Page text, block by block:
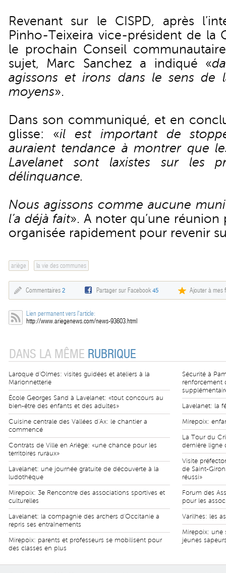
Revenant sur le CISPD, après
Pinho-Teixeira vice-président de la
le prochain Conseil
sujet, Marc Sanchez a indiqué «
agissons et irons dans le sens de
moyens».
Dans son communiqué, et en
glisse: «il est important de
auraient tendance à montrer que
Lavelanet sont laxistes sur les
délinquance.
Nous agissons comme aucune
l’a déjà fait». A noter qu’une
organisée rapidement pour revenir
ariège la vie des communes
Commentaires 2 Partager sur Facebook45 Ajouter à mes
Lien permanent vers l'article:
http://www.ariegenews.com/news-93603.html
DANS LA MÊME RUBRIQUE
Laroque d'Olmes: visites guidées et ateliers à la
Marionnetterie
École Georges Sand à Lavelanet: «tout concours au
bien-être des enfants et des adultes»
Cuisine centrale des Vallées d'Ax: le chantier a
commencé
Contrats de Ville en Ariège: «une chance pour les
territoires ruraux»
Lavelanet: une journée gratuite de découverte à la
ludothèque
Mirepoix: 3e Rencontre des associations sportives et
culturelles
Lavelanet: la compagnie des archers d'Occitanie a
repris ses entraînements
Mirepoix: parents et professeurs se mobilisent pour
des classes en plus
Sécurité à
renforcement
Lavelanet: la
Mirepoix:
La Tour du
dernière ligne
Visite
de Saint-
réussi»
Forum des
pour les
Varilhes: les
Mirepoix: une
jeunes